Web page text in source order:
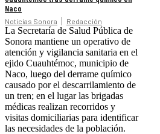
Naco
Noticias Sonora Redacción
La Secretaría de Salud Pública de
Sonora mantiene un operativo de
atención y vigilancia sanitaria en el
ejido Cuauhtémoc, municipio de
Naco, luego del derrame químico
causado por el descarrilamiento de
un tren; en el lugar las brigadas
médicas realizan recorridos y
visitas domiciliarias para identificar
las necesidades de la población.